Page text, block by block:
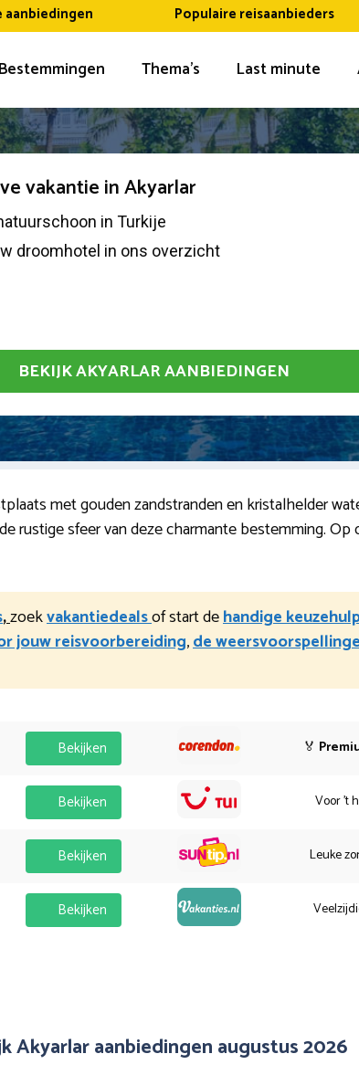
Populaire reisaanbieders
Bestemmingen Thema’s Last minute
vakantie in Akyarlar
in Turkije
droomhotel in ons overzicht
BEKIJK AKYARLAR AANBIEDINGEN
met gouden zandstranden en kristalhelder
rustige sfeer van deze charmante bestemming.
,zoekvakantiedealsof start dehandige
jouw reisvoorbereiding,de
Bekijken
Bekijken
Bekijken
Bekijken
🏅
Voor 't
Leuke
Akyarlar aanbiedingen augustus 2026